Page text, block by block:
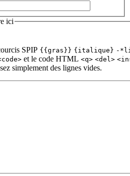
ici
SPIP {{gras}} {italique} -
et le code HTML <q> <del>
simplement des lignes vides.